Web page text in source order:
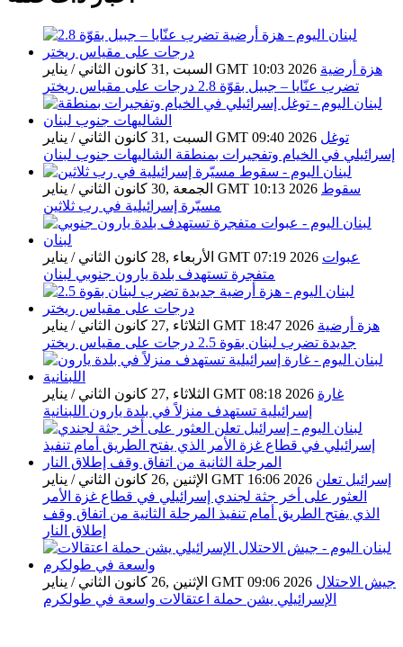
أخبار ذات صلة
السبت ,31 كانون الثاني / يناير GMT 10:03 2026 هزة أرضية
تضرب عنّايا – جبيل بقوّة 2.8 درجات على مقياس ريختر
السبت ,31 كانون الثاني / يناير GMT 09:40 2026 توغل
إسرائيلي في الخيام وتفجيرات بمنطقة الشاليهات جنوب لبنان
الجمعة ,30 كانون الثاني / يناير GMT 10:13 2026
مسيّرة إسرائيلية في رب ثلاثين
الأربعاء ,28 كانون الثاني / يناير GMT 07:19 2026
متفجرة تستهدف بلدة يارون جنوبي لبنان
الثلاثاء ,27 كانون الثاني / يناير GMT 18:47 2026هزة أرضية
جديدة تضرب لبنان بقوة 2.5 درجات على مقياس ريختر
الثلاثاء ,27 كانون الثاني / يناير GMT 08:18 2026
إسرائيلية تستهدف منزلاً في بلدة يارون اللبنانية
الإثنين ,26 كانون الثاني / يناير GMT 16:06 2026إسرائيل تعلن
العثور على أخر جثة لجندي إسرائيلي في قطاع غزة الأمر
الذي يفتح الطريق أمام تنفيذ المرحلة الثانية من اتفاق وقف
إطلاق النار
الإثنين ,26 كانون الثاني / يناير GMT 09:06 2026جيش الاحتلال